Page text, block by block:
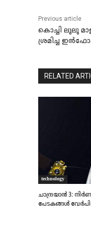
Previous article
കൊച്ചി ലുലു
ശ്രമിച്ച
RELATED
technology
ചാന്ദ്രയാൻ 3:
പേടകങ്ങൾ